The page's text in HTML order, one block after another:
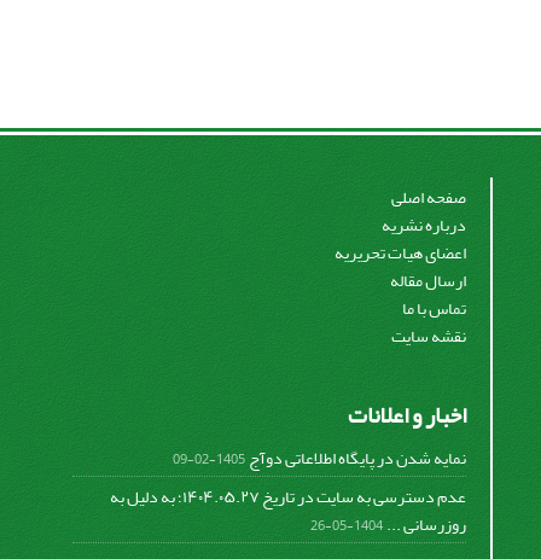
صفحه اصلی
درباره نشریه
اعضای هیات تحریریه
ارسال مقاله
تماس با ما
نقشه سایت
اخبار و اعلانات
نمایه شدن در پایگاه اطلاعاتی دوآج1405-02-09
عدم دسترسی به سایت در تاریخ ۱۴۰۴.۰۵.۲۷؛ به دلیل به
روزرسانی ...1404-05-26